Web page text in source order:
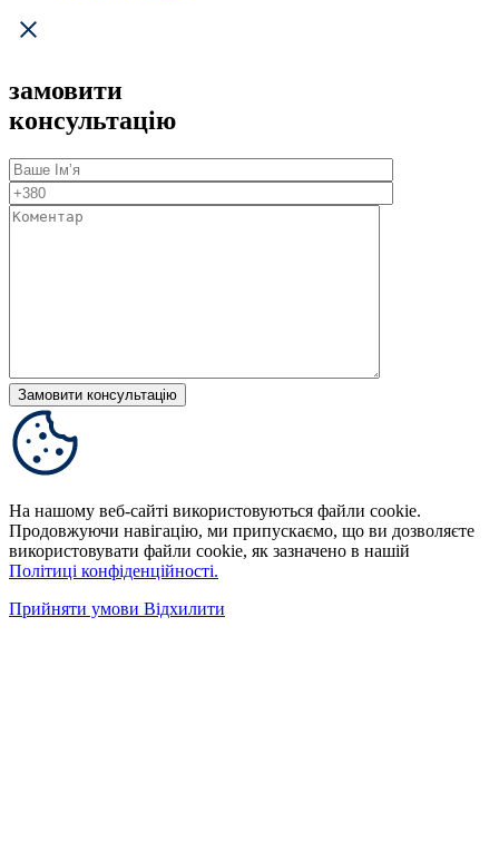
замовити
консультацію
На нашому веб-сайті використовуються файли cookie.
Продовжуючи навігацію, ми припускаємо, що ви дозволяєте
використовувати файли cookie, як зазначено в нашій
Політиці конфіденційності.
Прийняти умови Відхилити